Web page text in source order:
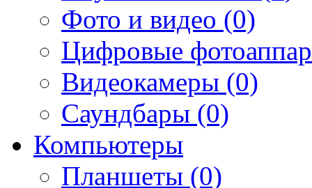
Фото и видео (0)
Цифровые
Видеокамеры (0)
Саундбары (0)
Компьютеры
Планшеты (0)